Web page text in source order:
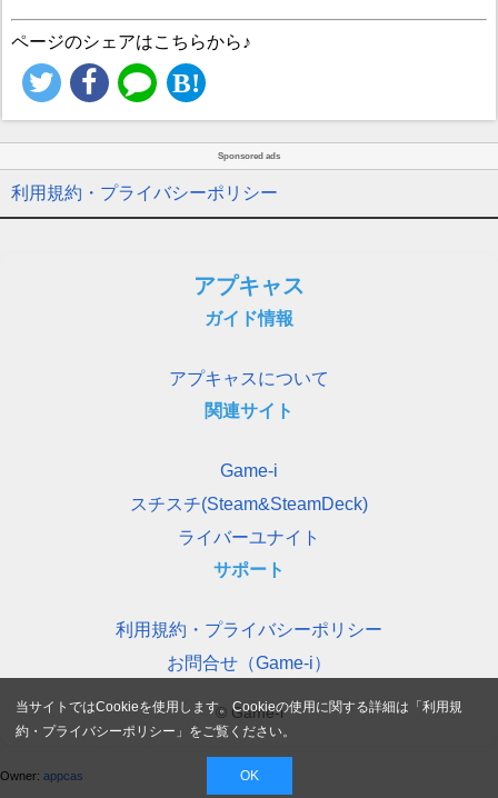
ページのシェアはこちらから♪
Sponsored ads
利用規約・プライバシーポリシー
アプキャス
ガイド情報
アプキャスについて
関連サイト
Game-i
スチスチ(Steam&SteamDeck)
ライバーユナイト
サポート
利用規約・プライバシーポリシー
お問合せ（Game-i）
© Game-i
Owner: appcas
当サイトではCookieを使用します。Cookieの使用に関する詳細は「利用規
約・プライバシーポリシー 」をご覧ください。
OK